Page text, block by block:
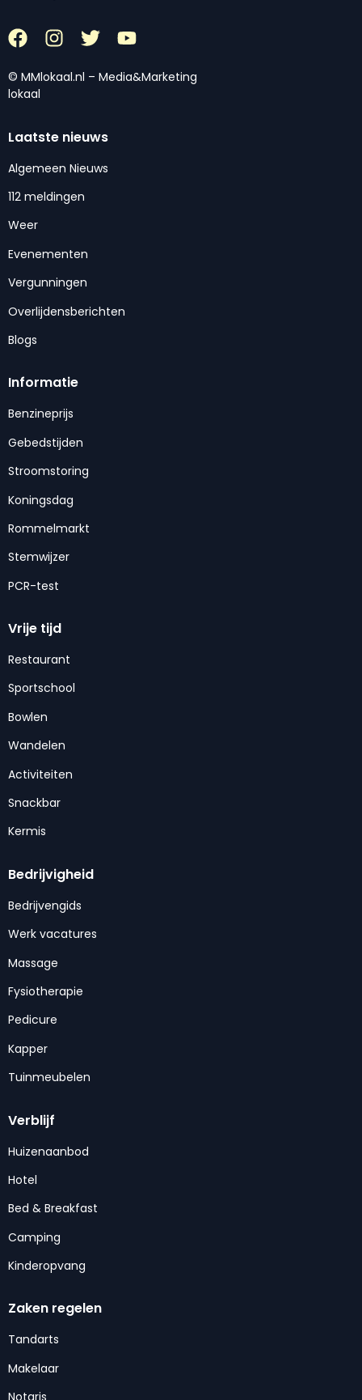
© MMlokaal.nl – Media&Marketing
lokaal
Laatste nieuws
Algemeen Nieuws
112 meldingen
Weer
Evenementen
Vergunningen
Overlijdensberichten
Blogs
Informatie
Benzineprijs
Gebedstijden
Stroomstoring
Koningsdag
Rommelmarkt
Stemwijzer
PCR-test
Vrije tijd
Restaurant
Sportschool
Bowlen
Wandelen
Activiteiten
Snackbar
Kermis
Bedrijvigheid
Bedrijvengids
Werk vacatures
Massage
Fysiotherapie
Pedicure
Kapper
Tuinmeubelen
Verblijf
Huizenaanbod
Hotel
Bed & Breakfast
Camping
Kinderopvang
Zaken regelen
Tandarts
Makelaar